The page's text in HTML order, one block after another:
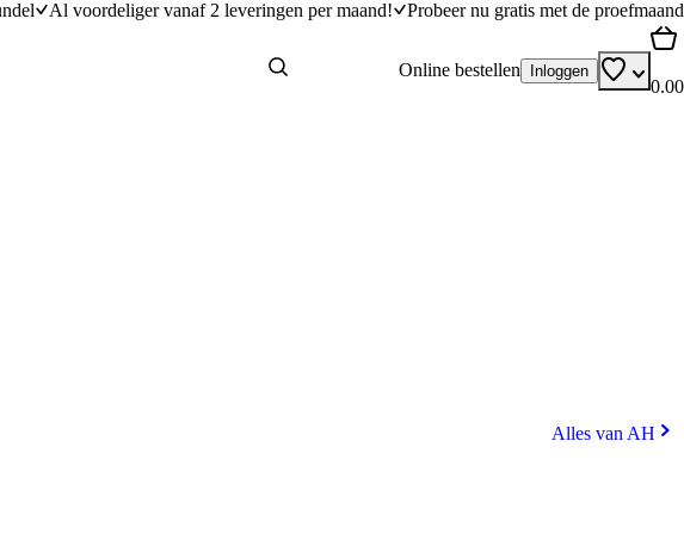
Al voordeliger vanaf 2 leveringen per maand! Probeer nu gratis met de proefmaand
Online bestellen Inloggen
0.00
Alles van AH